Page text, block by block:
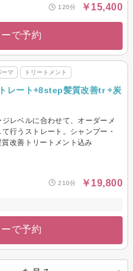
120分 ￥15,400
で予約
ーマ トリートメント
レート+8step髪質改善tr +炭
レベルに合わせて、オーダーメ
行うストレート。シャンプー・
改善トリートメント込み
210分 ￥19,800
で予約